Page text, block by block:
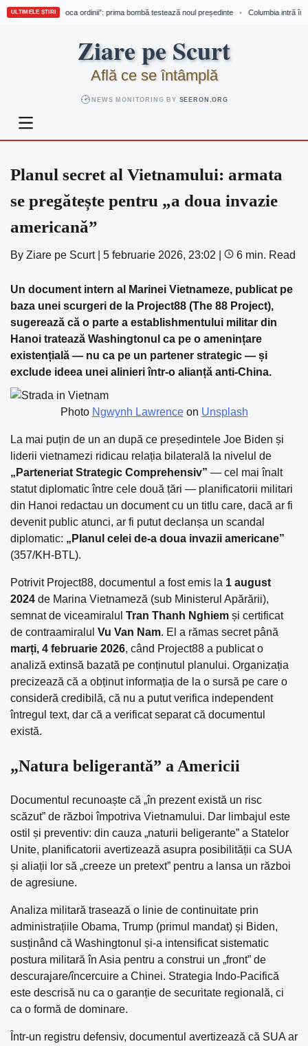
ULTIMELE ȘTIRI
intră în „epoca ordinii”: prima bombă testează noul președinte • Columbia intră în
Ziare pe Scurt
Află ce se întâmplă
NEWS MONITORING BY SEERON.ORG
Planul secret al Vietnamului: armata
se pregătește pentru „a doua invazie
americană”
By Ziare pe Scurt 5 februarie 2026, 23:02 6 min. Read
Un document intern al Marinei Vietnameze, publicat pe
baza unei scurgeri de la Project88 (The 88 Project),
sugerează că o parte a establishmentului militar din
Hanoi tratează Washingtonul ca pe o amenințare
existențială — nu ca pe un partener strategic — și
exclude ideea unei alinieri într-o alianță anti-China.
Photo Ngwynh Lawrenceon Unsplash
La mai puțin de un an după ce președintele Joe Biden și
liderii vietnamezi ridicau relația bilaterală la nivelul de
„Parteneriat Strategic Comprehensiv” — cel mai înalt
statut diplomatic între cele două țări — planificatorii militari
din Hanoi redactau un document cu un titlu care, dacă ar fi
devenit public atunci, ar fi putut declanșa un scandal
diplomatic: „Planul celei de-a doua invazii americane”
(357/KH-BTL).
Potrivit Project88, documentul a fost emis la 1 august
2024 de Marina Vietnameză (sub Ministerul Apărării),
semnat de viceamiralul Tran Thanh Nghiem și certificat
de contraamiralul Vu Van Nam. El a rămas secret până
marți, 4 februarie 2026, când Project88 a publicat o
analiză extinsă bazată pe conținutul planului. Organizația
precizează că a obținut informația de la o sursă pe care o
consideră credibilă, că nu a putut verifica independent
întregul text, dar că a verificat separat că documentul
există.
„Natura beligerantă” a Americii
Documentul recunoaște că „în prezent există un risc
scăzut” de război împotriva Vietnamului. Dar limbajul este
ostil și preventiv: din cauza „naturii beligerante” a Statelor
Unite, planificatorii avertizează asupra posibilității ca SUA
și aliații lor să „creeze un pretext” pentru a lansa un război
de agresiune.
Analiza militară trasează o linie de continuitate prin
administrațiile Obama, Trump (primul mandat) și Biden,
susținând că Washingtonul și-a intensificat sistematic
postura militară în Asia pentru a construi un „front” de
descurajare/încercuire a Chinei. Strategia Indo-Pacifică
este descrisă nu ca o garanție de securitate regională, ci
ca o formă de dominare.
Într-un registru defensiv, documentul avertizează că SUA ar